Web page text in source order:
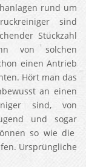
rund um
sind
Stückzahl
von solchen
einen Antrieb
Hört man das
an einen
sind, von
und sogar
so wie die
Ursprüngliche